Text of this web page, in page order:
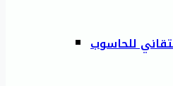
للحاسوب